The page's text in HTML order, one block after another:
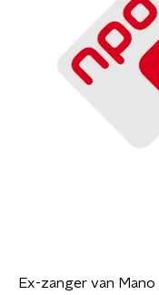
Ex-zanger van